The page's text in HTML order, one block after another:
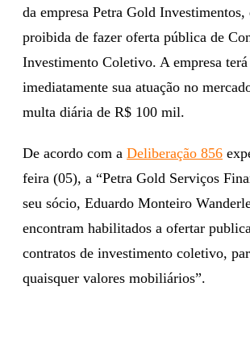
da empresa Petra Gold Investimentos,
proibida de fazer oferta pública de
Investimento Coletivo. A empresa
imediatamente sua atuação no
multa diária de R$ 100 mil.
De acordo com a Deliberação 856
feira (05), a “Petra Gold Serviços
seu sócio, Eduardo Monteiro
encontram habilitados a ofertar
contratos de investimento coletivo,
quaisquer valores mobiliários”.